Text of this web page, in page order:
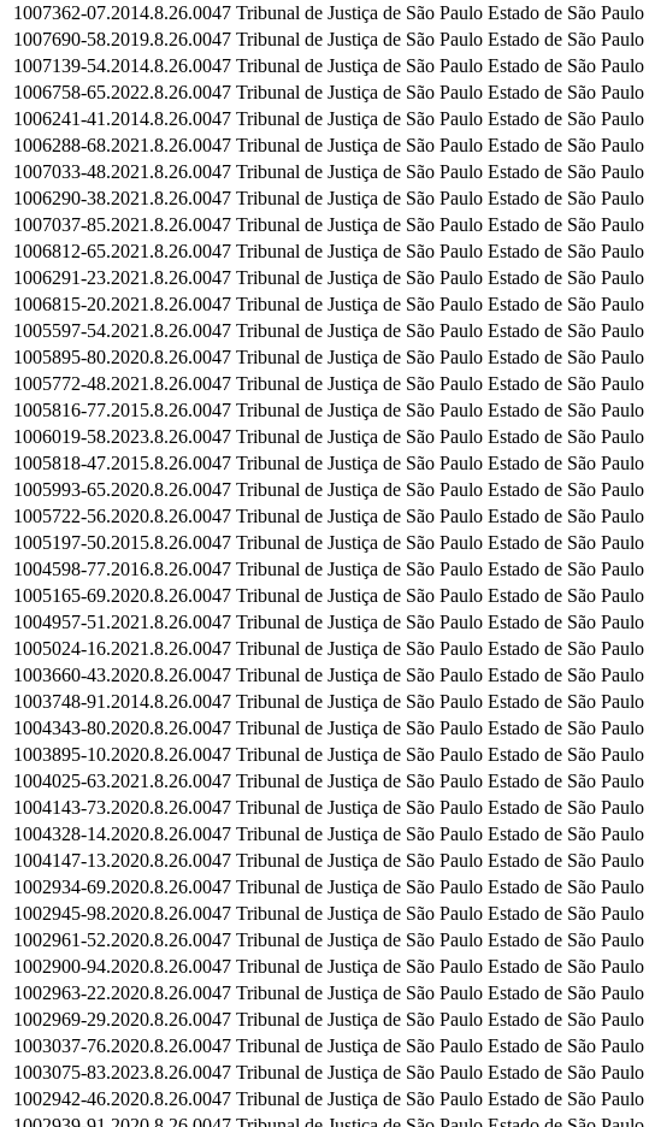
1007362-07.2014.8.26.0047 Tribunal de Justiça de São Paulo Estado de São Paulo
1007690-58.2019.8.26.0047 Tribunal de Justiça de São Paulo Estado de São Paulo
1007139-54.2014.8.26.0047 Tribunal de Justiça de São Paulo Estado de São Paulo
1006758-65.2022.8.26.0047 Tribunal de Justiça de São Paulo Estado de São Paulo
1006241-41.2014.8.26.0047 Tribunal de Justiça de São Paulo Estado de São Paulo
1006288-68.2021.8.26.0047 Tribunal de Justiça de São Paulo Estado de São Paulo
1007033-48.2021.8.26.0047 Tribunal de Justiça de São Paulo Estado de São Paulo
1006290-38.2021.8.26.0047 Tribunal de Justiça de São Paulo Estado de São Paulo
1007037-85.2021.8.26.0047 Tribunal de Justiça de São Paulo Estado de São Paulo
1006812-65.2021.8.26.0047 Tribunal de Justiça de São Paulo Estado de São Paulo
1006291-23.2021.8.26.0047 Tribunal de Justiça de São Paulo Estado de São Paulo
1006815-20.2021.8.26.0047 Tribunal de Justiça de São Paulo Estado de São Paulo
1005597-54.2021.8.26.0047 Tribunal de Justiça de São Paulo Estado de São Paulo
1005895-80.2020.8.26.0047 Tribunal de Justiça de São Paulo Estado de São Paulo
1005772-48.2021.8.26.0047 Tribunal de Justiça de São Paulo Estado de São Paulo
1005816-77.2015.8.26.0047 Tribunal de Justiça de São Paulo Estado de São Paulo
1006019-58.2023.8.26.0047 Tribunal de Justiça de São Paulo Estado de São Paulo
1005818-47.2015.8.26.0047 Tribunal de Justiça de São Paulo Estado de São Paulo
1005993-65.2020.8.26.0047 Tribunal de Justiça de São Paulo Estado de São Paulo
1005722-56.2020.8.26.0047 Tribunal de Justiça de São Paulo Estado de São Paulo
1005197-50.2015.8.26.0047 Tribunal de Justiça de São Paulo Estado de São Paulo
1004598-77.2016.8.26.0047 Tribunal de Justiça de São Paulo Estado de São Paulo
1005165-69.2020.8.26.0047 Tribunal de Justiça de São Paulo Estado de São Paulo
1004957-51.2021.8.26.0047 Tribunal de Justiça de São Paulo Estado de São Paulo
1005024-16.2021.8.26.0047 Tribunal de Justiça de São Paulo Estado de São Paulo
1003660-43.2020.8.26.0047 Tribunal de Justiça de São Paulo Estado de São Paulo
1003748-91.2014.8.26.0047 Tribunal de Justiça de São Paulo Estado de São Paulo
1004343-80.2020.8.26.0047 Tribunal de Justiça de São Paulo Estado de São Paulo
1003895-10.2020.8.26.0047 Tribunal de Justiça de São Paulo Estado de São Paulo
1004025-63.2021.8.26.0047 Tribunal de Justiça de São Paulo Estado de São Paulo
1004143-73.2020.8.26.0047 Tribunal de Justiça de São Paulo Estado de São Paulo
1004328-14.2020.8.26.0047 Tribunal de Justiça de São Paulo Estado de São Paulo
1004147-13.2020.8.26.0047 Tribunal de Justiça de São Paulo Estado de São Paulo
1002934-69.2020.8.26.0047 Tribunal de Justiça de São Paulo Estado de São Paulo
1002945-98.2020.8.26.0047 Tribunal de Justiça de São Paulo Estado de São Paulo
1002961-52.2020.8.26.0047 Tribunal de Justiça de São Paulo Estado de São Paulo
1002900-94.2020.8.26.0047 Tribunal de Justiça de São Paulo Estado de São Paulo
1002963-22.2020.8.26.0047 Tribunal de Justiça de São Paulo Estado de São Paulo
1002969-29.2020.8.26.0047 Tribunal de Justiça de São Paulo Estado de São Paulo
1003037-76.2020.8.26.0047 Tribunal de Justiça de São Paulo Estado de São Paulo
1003075-83.2023.8.26.0047 Tribunal de Justiça de São Paulo Estado de São Paulo
1002942-46.2020.8.26.0047 Tribunal de Justiça de São Paulo Estado de São Paulo